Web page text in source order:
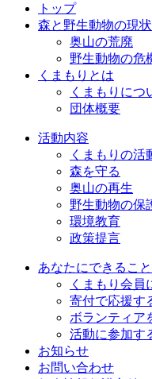
トップ
森と野生動物の現状
奥山の荒廃
野生動物の危
くまもりとは
くまもりにつ
団体概要
活動内容
くまもりの活
森を守る
奥山の再生
野生動物の保
環境教育
政策提言
あなたにできること
くまもり会員
寄付で応援す
ボランティア
活動に参加す
お知らせ
お問い合わせ